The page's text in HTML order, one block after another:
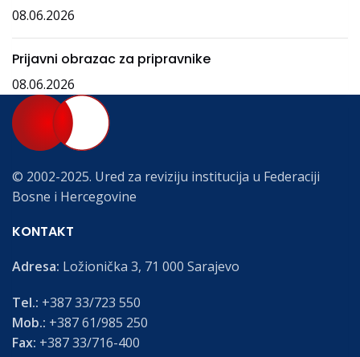
08.06.2026
Prijavni obrazac za pripravnike
08.06.2026
© 2002-2025. Ured za reviziju institucija u Federaciji
Bosne i Hercegovine
KONTAKT
Adresa: Ložionička 3, 71 000 Sarajevo
Tel.: +387 33/723 550
Mob.: +387 61/985 250
Fax: +387 33/716-400